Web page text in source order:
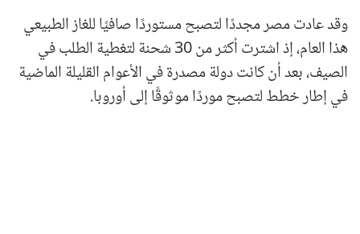
وقد عادت مصر مجددًا لتصبح مستوردًا صافيًا للغاز الطبيعي
هذا العام، إذ اشترت أكثر من 30 شحنة لتغطية الطلب في
الصيف، بعد أن كانت دولة مصدرة في الأعوام القليلة الماضية
في إطار خطط لتصبح موردًا موثوقًا إلى أوروبا.